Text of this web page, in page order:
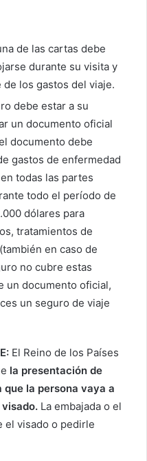
de las cartas debe
durante su visita y
los gastos del viaje.
debe estar a su
un documento oficial
documento debe
gastos de enfermedad
todas las partes
todo el período de
dólares para
tratamientos de
en caso de
no cubre estas
un documento oficial,
un seguro de viaje
El Reino de los Países
la presentación de
la persona vaya a
La embajada o el
el visado o pedirle